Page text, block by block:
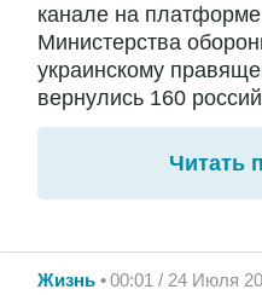
канале на
Министерства
украинскому
вернулись 160
Читать
Жизнь 00:01 / 24 Июля